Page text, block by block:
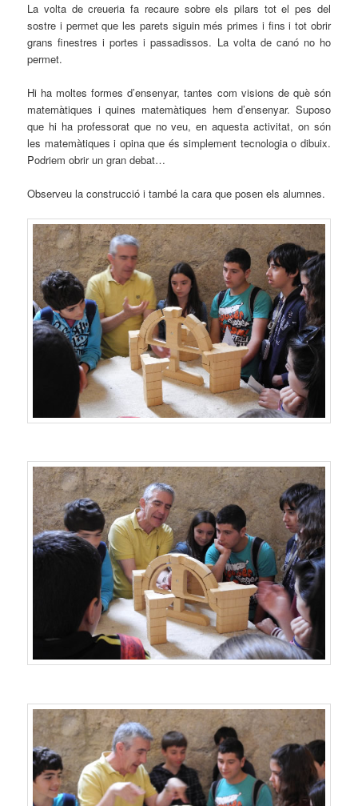
La volta de creueria fa recaure sobre els pilars tot el pes del
sostre i permet que les parets siguin més primes i fins i tot obrir
grans finestres i portes i passadissos. La volta de canó no ho
permet.
Hi ha moltes formes d’ensenyar, tantes com visions de què són
matemàtiques i quines matemàtiques hem d’ensenyar. Suposo
que hi ha professorat que no veu, en aquesta activitat, on són
les matemàtiques i opina que és simplement tecnologia o dibuix.
Podriem obrir un gran debat…
Observeu la construcció i també la cara que posen els alumnes.